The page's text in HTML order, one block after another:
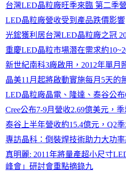
台灣LED晶粒廠旺季來臨 第二季
LED晶粒廠營收受到產品跌價影響
光鋐獲利居台灣LED晶粒廠之冠
重慶LED晶粒市場潛在需求約
新世紀南科3廠啟用，2012年單月
晶美11月起將啟動實施每月5天的
LED晶粒廠晶電、隆達、泰谷公
Cree公布7-9月營收2.69億美元，季
泰谷上半年營收約15.4億元，Q2季
專訪晶科：倒裝焊技術助力大功
真明麗: 2011年將量產超小尺寸
峰會」研討會重點摘錄九